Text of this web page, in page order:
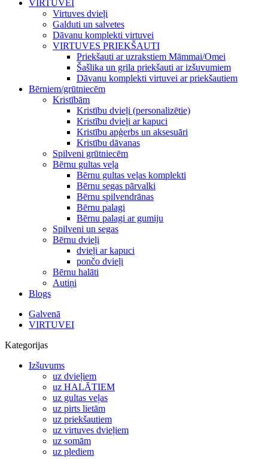
VIRTUVEI
Virtuves dvieļi
Galduti un salvetes
Dāvanu komplekti virtuvei
VIRTUVES PRIEKŠAUTI
Priekšauti ar uzrakstiem Māmmai/Omei
Šašlika un grila priekšauti ar izšuvumiem
Dāvanu komplekti virtuvei ar priekšautiem
Bērniem/grūtniecēm
Kristībām
Kristību dvieļi (personalizētie)
Kristību dvieļi ar kapuci
Kristību apģerbs un aksesuāri
Kristību dāvanas
Spilveni grūtniecēm
Bērnu gultas veļa
Bērnu gultas veļas komplekti
Bērnu segas pārvalki
Bērnu spilvendrānas
Bērnu palagi
Bērnu palagi ar gumiju
Spilveni un segas
Bērnu dvieļi
dvieļi ar kapuci
pončo dvieļi
Bērnu halāti
Autiņi
Blogs
Galvenā
VIRTUVEI
Kategorijas
Izšuvums
uz dvieļiem
uz HALĀTIEM
uz gultas veļas
uz pirts lietām
uz priekšautiem
uz virtuves dvieļiem
uz somām
uz plediem